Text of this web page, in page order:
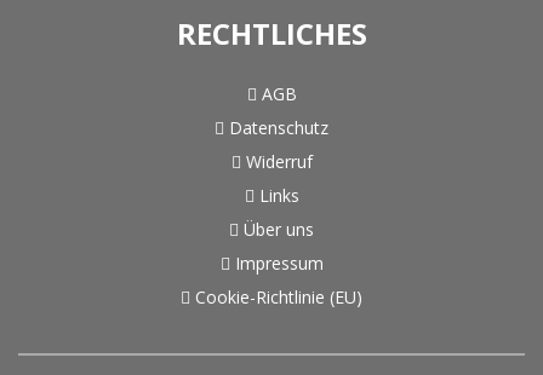
RECHTLICHES
AGB
Datenschutz
Widerruf
Links
Über uns
Impressum
Cookie-Richtlinie (EU)